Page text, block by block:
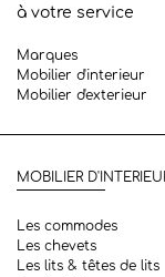
à votre service
Marques
Mobilier d'interieur
Mobilier d'exterieur
MOBILIER
Les commodes
Les chevets
Les lits & têtes de lits